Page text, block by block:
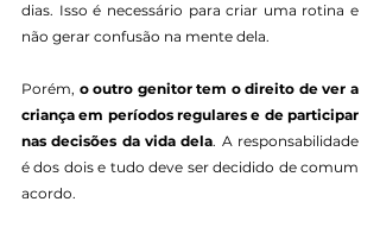
dias. Isso é necessário para criar uma rotina e
não gerar confusão na mente dela.
Porém, o outro genitor tem o direito de ver a
criança em períodos regulares e de participar
nas decisões da vida dela. A responsabilidade
é dos dois e tudo deve ser decidido de comum
acordo.